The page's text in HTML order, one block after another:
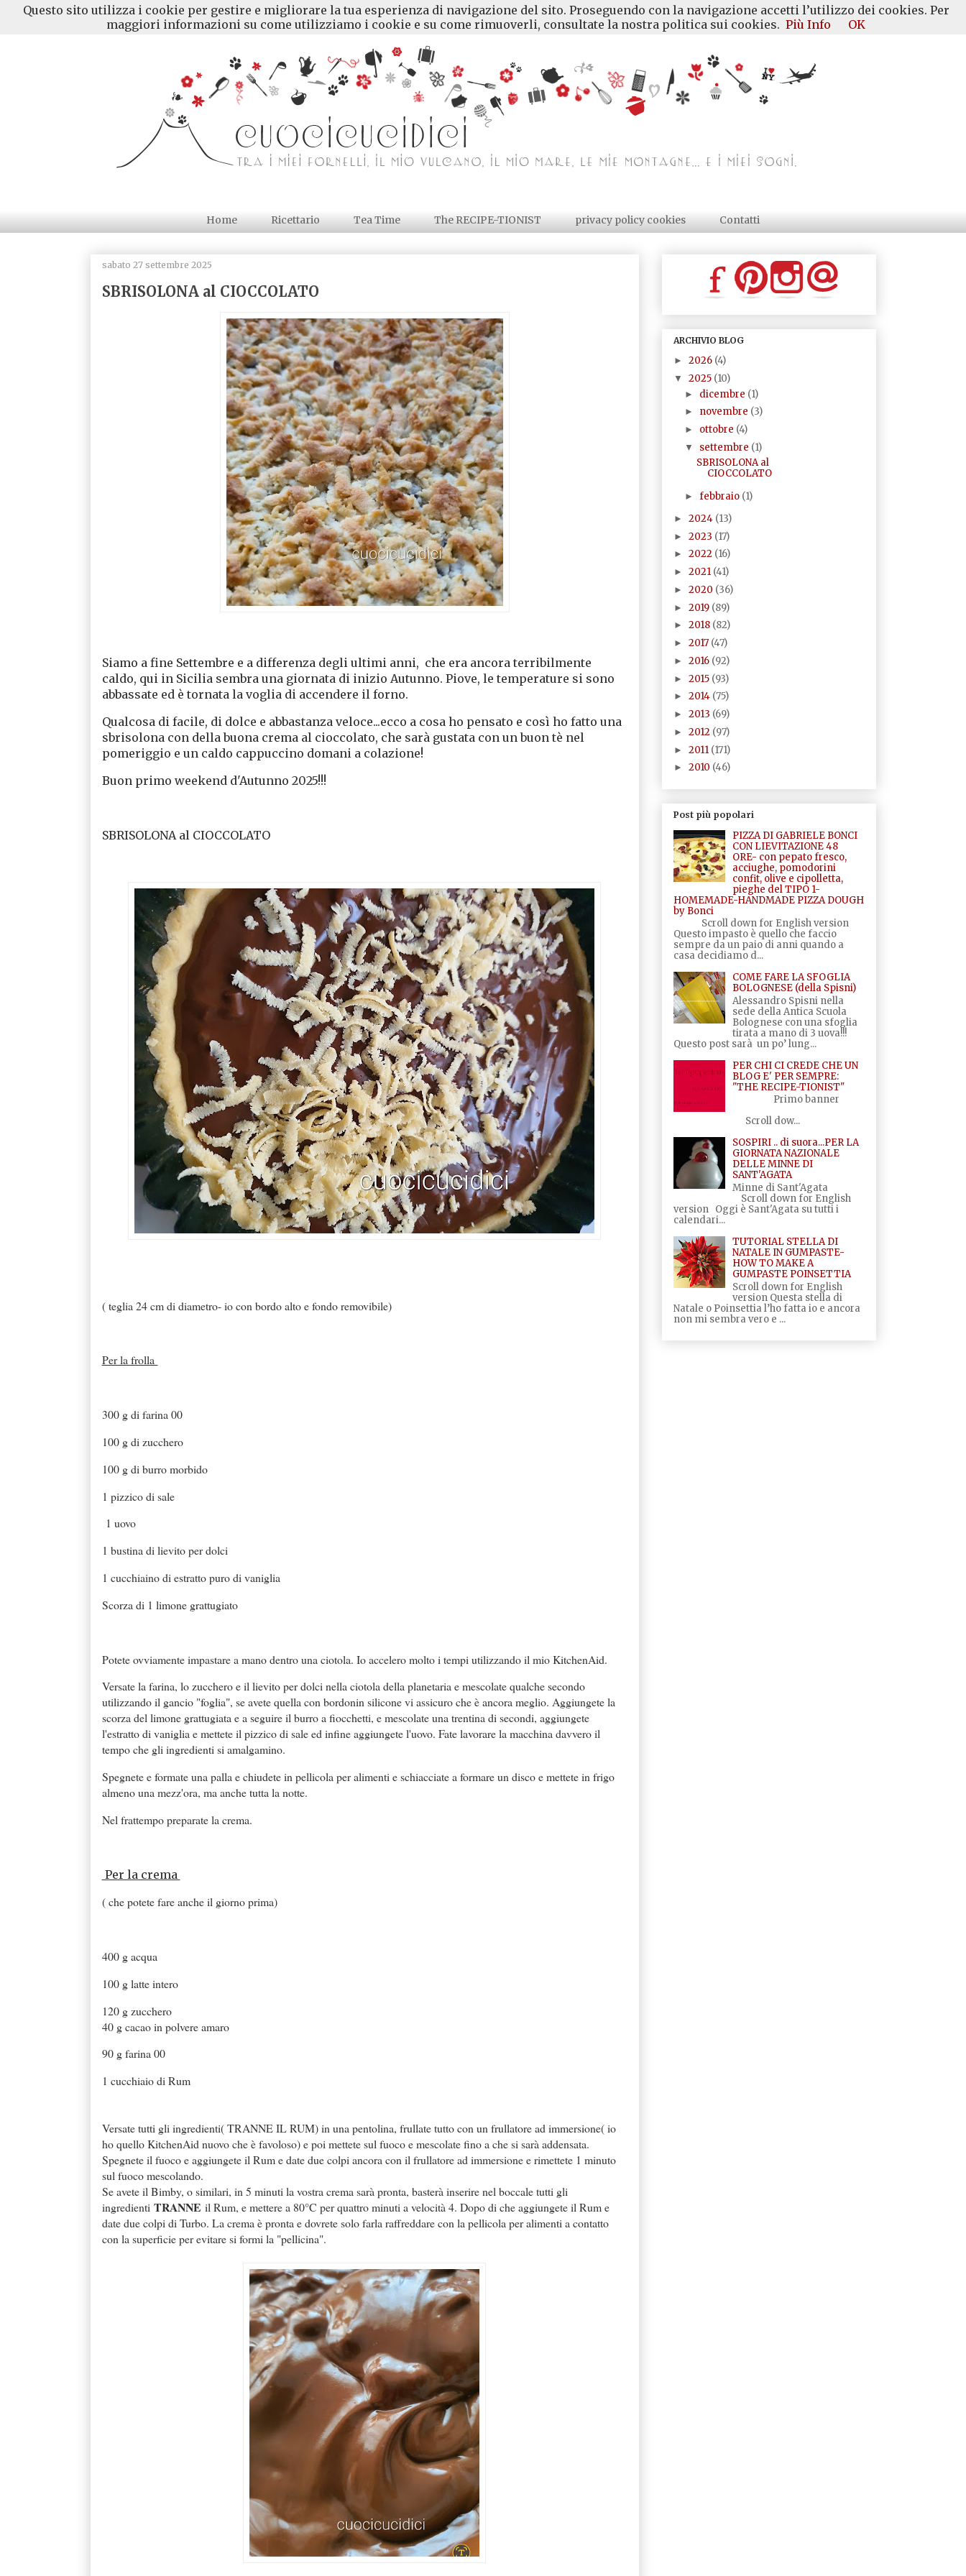
Home Ricettario Tea Time The RECIPE-TIONIST privacy policy cookies Contatti
sabato 27 settembre 2025
SBRISOLONA al CIOCCOLATO
Siamo a fine Settembre e a differenza degli ultimi anni, che era ancora terribilmente
caldo, qui in Sicilia sembra una giornata di inizio Autunno. Piove, le temperature si sono
abbassate ed è tornata la voglia di accendere il forno.
Qualcosa di facile, di dolce e abbastanza veloce...ecco a cosa ho pensato e così ho fatto una
sbrisolona con della buona crema al cioccolato, che sarà gustata con un buon tè nel
pomeriggio e un caldo cappuccino domani a colazione!
Buon primo weekend d'Autunno 2025!!!
SBRISOLONA al CIOCCOLATO
( teglia 24 cm di diametro- io con bordo alto e fondo removibile)
Per la frolla
300 g di farina 00
100 g di zucchero
100 g di burro morbido
1 pizzico di sale
1 uovo
1 bustina di lievito per dolci
1 cucchiaino di estratto puro di vaniglia
Scorza di 1 limone grattugiato
Potete ovviamente impastare a mano dentro una ciotola. Io accelero molto i tempi utilizzando il mio KitchenAid.
Versate la farina, lo zucchero e il lievito per dolci nella ciotola della planetaria e mescolate qualche secondo
utilizzando il gancio "foglia", se avete quella con bordonin silicone vi assicuro che è ancora meglio. Aggiungete la
scorza del limone grattugiata e a seguire il burro a fiocchetti, e mescolate una trentina di secondi, aggiungete
l'estratto di vaniglia e mettete il pizzico di sale ed infine aggiungete l'uovo. Fate lavorare la macchina davvero il
tempo che gli ingredienti si amalgamino.
Spegnete e formate una palla e chiudete in pellicola per alimenti e schiacciate a formare un disco e mettete in frigo
almeno una mezz'ora, ma anche tutta la notte.
Nel frattempo preparate la crema.
Per la crema
( che potete fare anche il giorno prima)
400 g acqua
100 g latte intero
120 g zucchero
40 g cacao in polvere amaro
90 g farina 00
1 cucchiaio di Rum
Versate tutti gli ingredienti( TRANNE IL RUM) in una pentolina, frullate tutto con un frullatore ad immersione( io
ho quello KitchenAid nuovo che è favoloso) e poi mettete sul fuoco e mescolate fino a che si sarà addensata.
Spegnete il fuoco e aggiungete il Rum e date due colpi ancora con il frullatore ad immersione e rimettete 1 minuto
sul fuoco mescolando.
Se avete il Bimby, o similari, in 5 minuti la vostra crema sarà pronta, basterà inserire nel boccale tutti gli
ingredienti TRANNE il Rum, e mettere a 80°C per quattro minuti a velocità 4. Dopo di che aggiungete il Rum e
date due colpi di Turbo. La crema è pronta e dovrete solo farla raffreddare con la pellicola per alimenti a contatto
con la superficie per evitare si formi la "pellicina".
ARCHIVIO BLOG
► 2026 (4)
▼ 2025 (10)
► dicembre (1)
► novembre (3)
► ottobre (4)
▼ settembre (1)
SBRISOLONA al
CIOCCOLATO
►febbraio (1)
► 2024 (13)
► 2023 (17)
► 2022 (16)
► 2021 (41)
► 2020 (36)
► 2019 (89)
► 2018 (82)
► 2017 (47)
► 2016 (92)
► 2015 (93)
► 2014 (75)
► 2013 (69)
► 2012 (97)
► 2011 (171)
► 2010 (46)
Post più popolari
PIZZA DI GABRIELE BONCI
CON LIEVITAZIONE 48
ORE- con pepato fresco,
acciughe, pomodorini
confit, olive e cipolletta,
pieghe del TIPO 1-
HOMEMADE-HANDMADE PIZZA DOUGH
by Bonci
Scroll down for English version
Questo impasto è quello che faccio
sempre da un paio di anni quando a
casa decidiamo d...
COME FARE LA SFOGLIA
BOLOGNESE (della Spisni)
Alessandro Spisni nella
sede della Antica Scuola
Bolognese con una sfoglia
tirata a mano di 3 uova!!!
Questo post sarà un po’ lung...
PER CHI CI CREDE CHE UN
BLOG E' PER SEMPRE:
"THE RECIPE-TIONIST"
Primo banner
Scroll dow...
SOSPIRI .. di suora...PER LA
GIORNATA NAZIONALE
DELLE MINNE DI
SANT'AGATA
Minne di Sant'Agata
Scroll down for English
version Oggi è Sant'Agata su tutti i
calendari...
TUTORIAL STELLA DI
NATALE IN GUMPASTE-
HOW TO MAKE A
GUMPASTE POINSETTIA
Scroll down for English
version Questa stella di
Natale o Poinsettia l’ho fatta io e ancora
non mi sembra vero e ...
Questo sito utilizza i cookie per gestire e migliorare la tua esperienza di navigazione del sito. Proseguendo con la navigazione accetti l’utilizzo dei cookies. Per
maggiori informazioni su come utilizziamo i cookie e su come rimuoverli, consultate la nostra politica sui cookies. Più Info OK